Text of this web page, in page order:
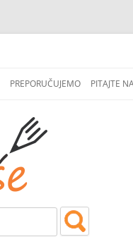
PREPORUČUJEMO PITAJTE